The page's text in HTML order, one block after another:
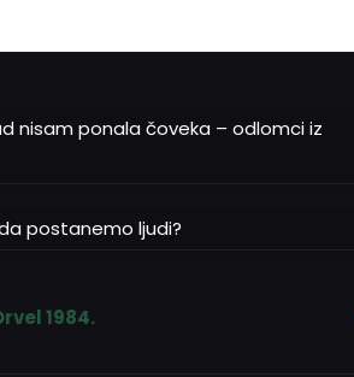
nisam ponala čoveka – odlomci iz
postanemo ljudi?
1984.